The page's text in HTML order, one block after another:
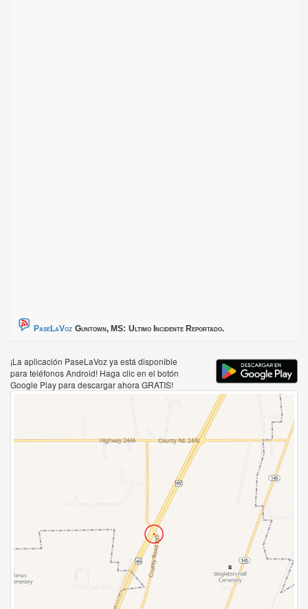
PaseLaVoz Guntown, MS: Ultimo Incidente Reportado.
¡La aplicación PaseLaVoz ya está disponible
para teléfonos Android! Haga clic en el botón
Google Play para descargar ahora GRATIS!